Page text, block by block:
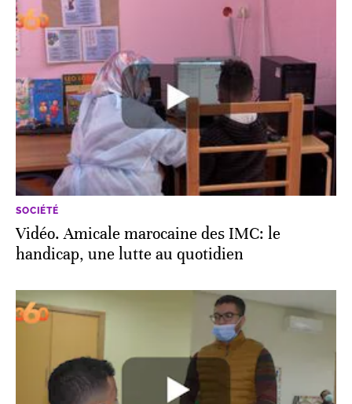
SOCIÉTÉ
Vidéo. Amicale marocaine des IMC: le
handicap, une lutte au quotidien